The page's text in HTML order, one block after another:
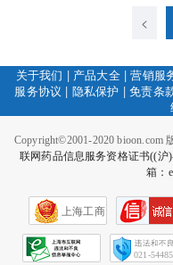
<
关于我们 | 产品大全|营销服
服务协议 | 隐私保护 |免责条
Copyright©2001-2020 bioon.com
联网药品信息服务资格证书((沪
箱：
上海工商
021-